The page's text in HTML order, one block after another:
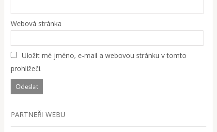
Webová stránka
Uložit mé jméno, e-mail a webovou stránku v tomto
prohlížeči.
PARTNEŘI WEBU